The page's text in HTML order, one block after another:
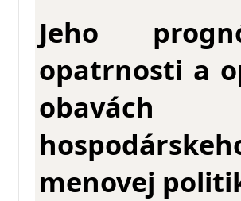
Jeho
opatrnosti a
obavách
menovej